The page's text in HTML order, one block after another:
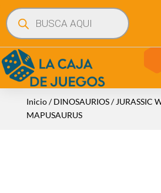
Búsqueda
de
productos
Inicio/DINOSAURIOS/ JURASSIC
MAPUSAURUS